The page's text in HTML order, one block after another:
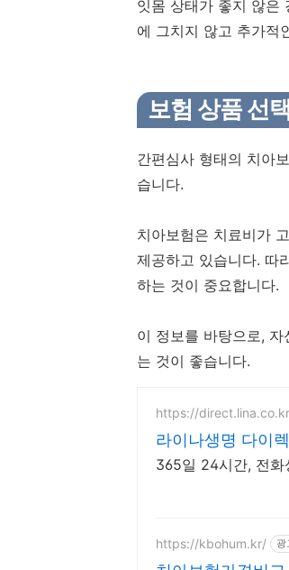
잇몸 상태가 좋지 않은
에 그치지 않고 추가적
보험 상품 선택
간편심사 형태의 치아
습니다.
치아보험은 치료비가
제공하고 있습니다. 따
하는 것이 중요합니다.
이 정보를 바탕으로,
는 것이 좋습니다.
https://direct.lina.co.kr
라이나생명 다이
365일 24시간, 전화
https://kbohum.kr/ 광